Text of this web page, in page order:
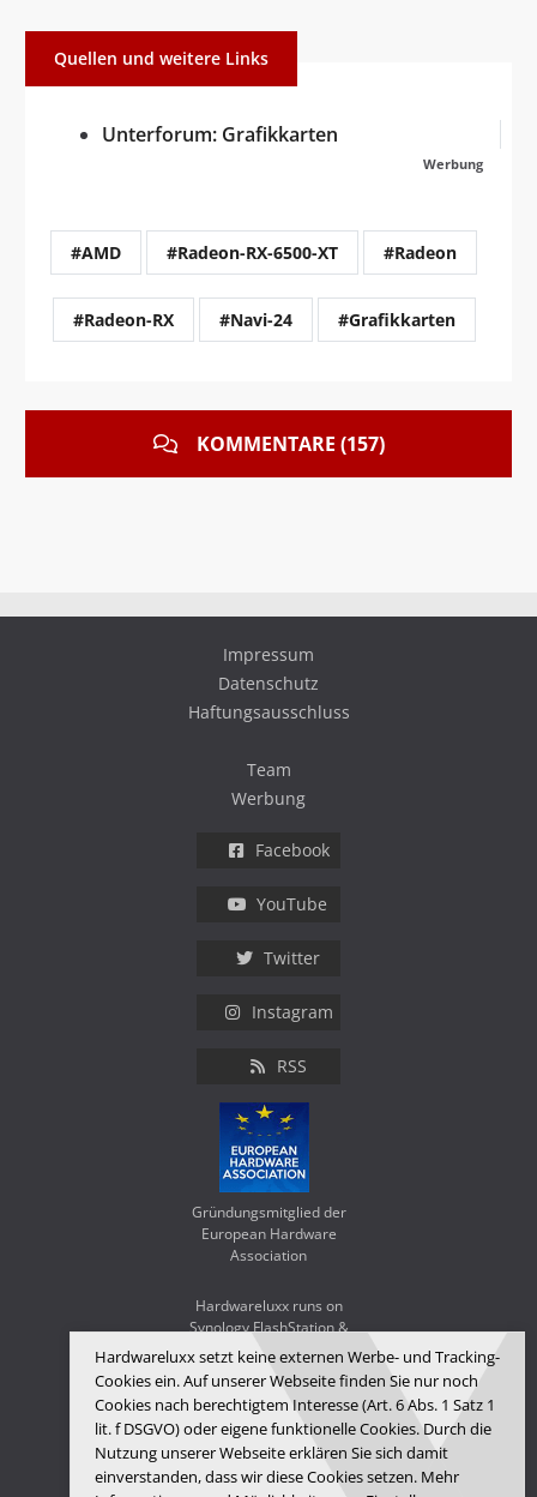
Quellen und weitere Links
Unterforum: Grafikkarten
Werbung
#AMD #Radeon-RX-6500-XT #Radeon
#Radeon-RX #Navi-24 #Grafikkarten
KOMMENTARE (157)
Hardwareluxx setzt keine externen Werbe- und Tracking-
Cookies ein. Auf unserer Webseite finden Sie nur noch
Cookies nach berechtigtem Interesse (Art. 6 Abs. 1 Satz 1
lit. f DSGVO) oder eigene funktionelle Cookies. Durch die
Nutzung unserer Webseite erklären Sie sich damit
einverstanden, dass wir diese Cookies setzen. Mehr
Impressum
Datenschutz
Haftungsausschluss
Team
Werbung
Facebook
YouTube
Twitter
Instagram
RSS
Gründungsmitglied der
European Hardware
Association
Hardwareluxx runs on
Synology FlashStation &
WD Red SA500